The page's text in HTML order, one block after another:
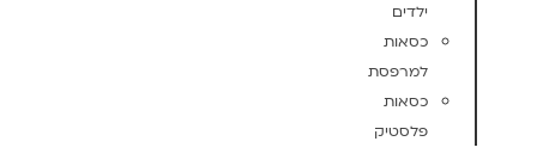
ילדים
כסאות
למרפסת
כסאות
פלסטיק